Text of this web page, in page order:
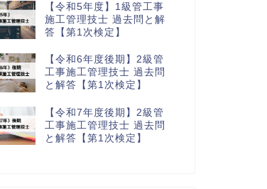
【令和5年度】1級管工事
施工管理技士 過去問と解
答【第1次検定】
【令和6年度後期】2級管
工事施工管理技士 過去問
と解答【第1次検定】
【令和7年度後期】2級管
工事施工管理技士 過去問
と解答【第1次検定】